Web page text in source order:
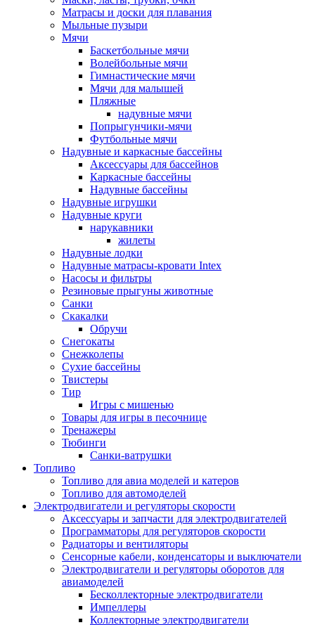
Матрасы и доски для плавания
Мыльные пузыри
Мячи
Баскетбольные мячи
Волейбольные мячи
Гимнастические мячи
Мячи для малышей
Пляжные
надувные мячи
Попрыгунчики-мячи
Футбольные мячи
Надувные и каркасные бассейны
Аксессуары для бассейнов
Каркасные бассейны
Надувные бассейны
Надувные игрушки
Надувные круги
нарукавники
жилеты
Надувные лодки
Надувные матрасы-кровати Intex
Насосы и фильтры
Резиновые прыгуны животные
Санки
Скакалки
Обручи
Снегокаты
Снежколепы
Сухие бассейны
Твистеры
Тир
Игры с мишенью
Товары для игры в песочнице
Тренажеры
Тюбинги
Санки-ватрушки
Топливо
Топливо для авиа моделей и катеров
Топливо для автомоделей
Электродвигатели и регуляторы скорости
Аксессуары и запчасти для электродвигателей
Программаторы для регуляторов скорости
Радиаторы и вентиляторы
Сенсорные кабели, конденсаторы и выключатели
Электродвигатели и регуляторы оборотов для
авиамоделей
Бесколлекторные электродвигатели
Импеллеры
Коллекторные электродвигатели